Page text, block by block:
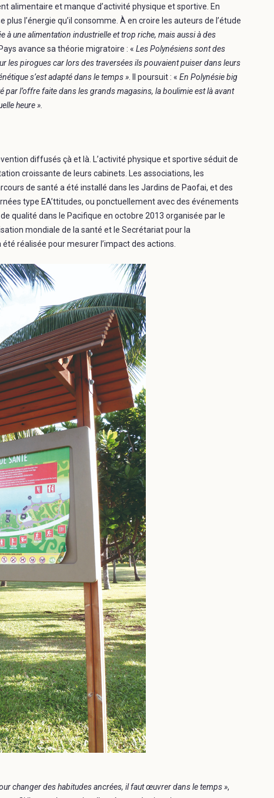
alimentaire et manque d’activité physique et sportive. En
l’énergie qu’il consomme. À en croire les auteurs de l’étude
à une alimentation industrielle et trop riche, mais aussi à des
avance sa théorie migratoire : « Les Polynésiens sont des
les pirogues car lors des traversées ils pouvaient puiser dans leurs
s’est adapté dans le temps » . Il poursuit : « En Polynésie big
par l’offre faite dans les grands magasins, la boulimie est là avant
heure ».
diffusés çà et là. L’activité physique et sportive séduit de
croissante de leurs cabinets. Les associations, les
de santé a été installé dans les Jardins de Paofai, et des
type EA’ttitudes, ou ponctuellement avec des événements
qualité dans le Pacifique en octobre 2013 organisée par le
mondiale de la santé et le Secrétariat pour la
réalisée pour mesurer l’impact des actions.
changer des habitudes ancrées, il faut œuvrer dans le temps »,